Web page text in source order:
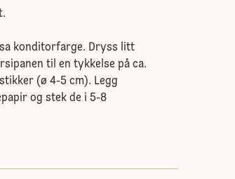
konditorfarge. Dryss litt
til en tykkelse på ca.
(ø 4-5 cm). Legg
og stek de i 5-8